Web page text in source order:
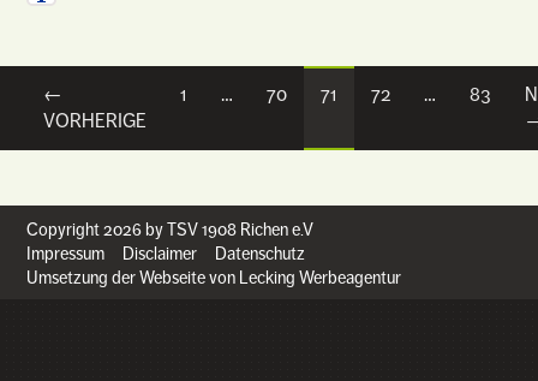
Posts navigation
←
VORHERIGE
1 … 70 71 72 … 83
Copyright 2026 by TSV 1908 Richen e.V
Impressum
Disclaimer
Datenschutz
Umsetzung der Webseite von Lecking Werbeagentur